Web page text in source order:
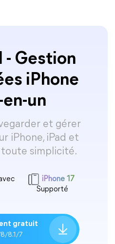
- Gestion
iPhone
un
et gérer
iPhone, iPad et
simplicité.
iPhone 17
Supporté
gratuit
8.1/7